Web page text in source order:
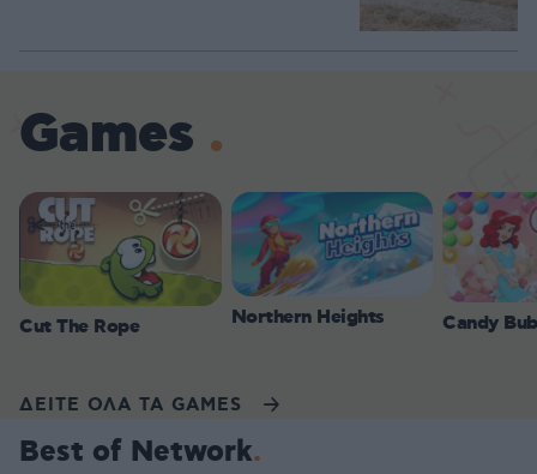
Games
Cut The Rope Northern Heights Candy
ΔΕΙΤΕ ΟΛΑ ΤΑ GAMES
Best of Network